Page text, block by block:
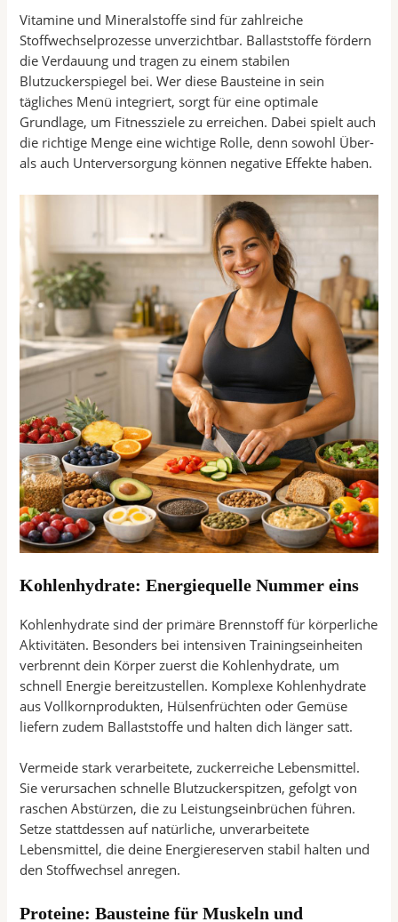
Vitamine und Mineralstoffe sind für zahlreiche
Stoffwechselprozesse unverzichtbar. Ballaststoffe fördern
die Verdauung und tragen zu einem stabilen
Blutzuckerspiegel bei. Wer diese Bausteine in sein
tägliches Menü integriert, sorgt für eine optimale
Grundlage, um Fitnessziele zu erreichen. Dabei spielt auch
die richtige Menge eine wichtige Rolle, denn sowohl Über-
als auch Unterversorgung können negative Effekte haben.
Kohlenhydrate: Energiequelle Nummer eins
Kohlenhydrate sind der primäre Brennstoff für körperliche
Aktivitäten. Besonders bei intensiven Trainingseinheiten
verbrennt dein Körper zuerst die Kohlenhydrate, um
schnell Energie bereitzustellen. Komplexe Kohlenhydrate
aus Vollkornprodukten, Hülsenfrüchten oder Gemüse
liefern zudem Ballaststoffe und halten dich länger satt.
Vermeide stark verarbeitete, zuckerreiche Lebensmittel.
Sie verursachen schnelle Blutzuckerspitzen, gefolgt von
raschen Abstürzen, die zu Leistungseinbrüchen führen.
Setze stattdessen auf natürliche, unverarbeitete
Lebensmittel, die deine Energiereserven stabil halten und
den Stoffwechsel anregen.
Proteine: Bausteine für Muskeln und